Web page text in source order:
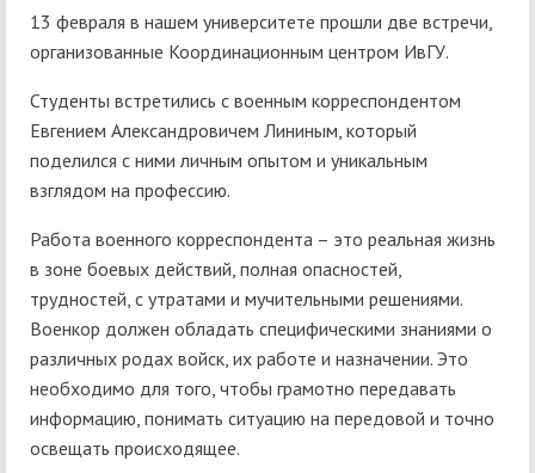
13 февраля в нашем университете прошли две встречи,
организованные Координационным центром ИвГУ.
Студенты встретились с военным корреспондентом
Евгением Александровичем Лининым, который
поделился с ними личным опытом и уникальным
взглядом на профессию.
Работа военного корреспондента – это реальная жизнь
в зоне боевых действий, полная опасностей,
трудностей, с утратами и мучительными решениями.
Военкор должен обладать специфическими знаниями о
различных родах войск, их работе и назначении. Это
необходимо для того, чтобы грамотно передавать
информацию, понимать ситуацию на передовой и точно
освещать происходящее.